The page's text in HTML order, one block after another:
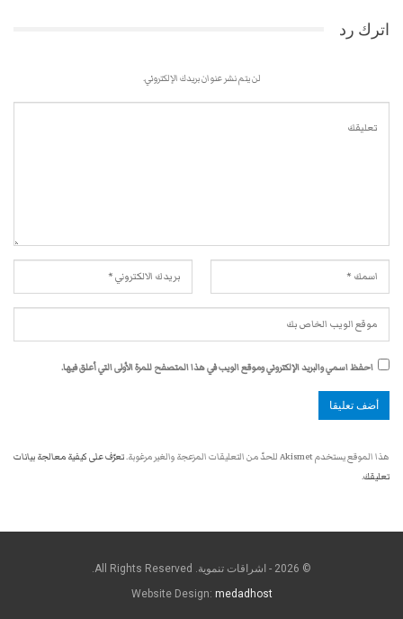
اترك رد
لن يتم نشر عنوان بريدك الإلكتروني.
احفظ اسمي والبريد الإلكتروني وموقع الويب في هذا المتصفح للمرة الأولى التي أعلق فيها.
هذا الموقع يستخدم Akismet للحدّ من التعليقات المزعجة والغير مرغوبة.
تعرّف على كيفية معالجة بيانات
تعليقك.
© 2026 - اشراقات تنموية. All Rights Reserved.
Website Design: medadhost